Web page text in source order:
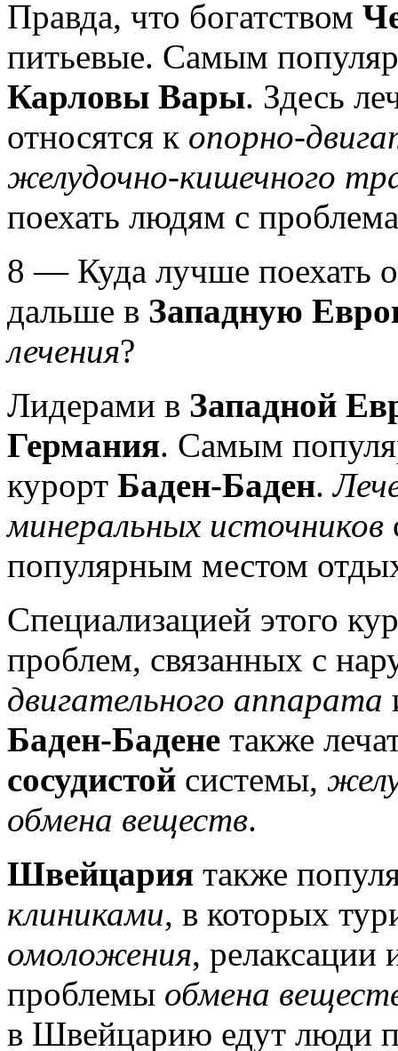
Правда, что богатством
питьевые. Самым
Карловы Вары. Здесь
относятся к опорно-
желудочно-кишечного
поехать людям с
8 — Куда лучше поехать
дальше в Западную
лечения?
Лидерами в Западной
Германия. Самым
курорт Баден-Баден.
минеральных источников
популярным местом
Специализацией этого
проблем, связанных с
двигательного аппарата
Баден-Бадене также
сосудистой системы,
обмена веществ.
Швейцария также
клиниками, в которых
омоложения, релаксации
проблемы обмена
в Швейцарию едут люди